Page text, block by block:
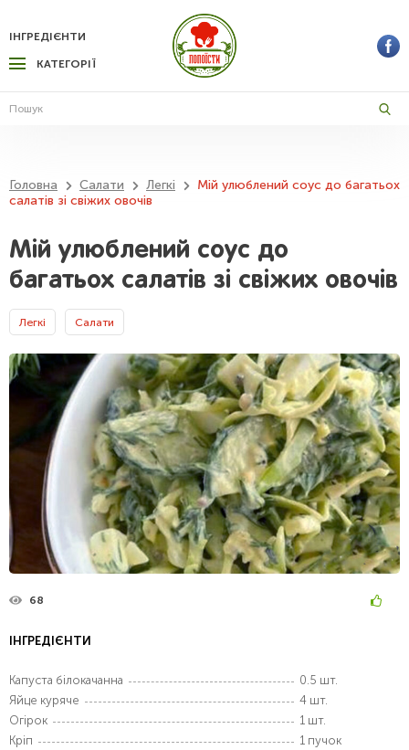
КАТЕГОРІЇ
ІНГРЕДІЄНТИ
Головна Салати Легкі
Мій улюблений соус до багатьох
салатів зі свіжих овочів
Мій улюблений соус до
багатьох салатів зі свіжих овочів
Легкі Салати
68
ІНГРЕДІЄНТИ
Капуста білокачанна
0.5 шт.
Яйце куряче
4 шт.
Огірок
1 шт.
Кріп
1 пучок